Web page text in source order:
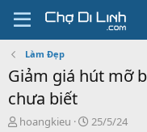
Làm Đẹp
Giảm giá hút mỡ
chưa biết
T
hoangkieu
N
25/5/24